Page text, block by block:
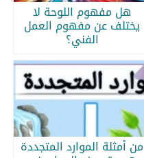
هل مفهوم اللوحة لا
يختلف عن مفهوم العمل
الفني؟
من أمثلة الموارد المتجددة